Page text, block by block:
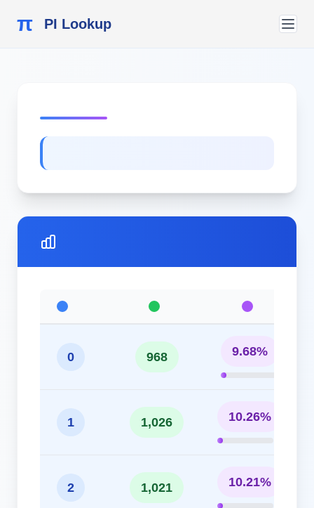
π PI Lookup
0 968 9.68%
1 1,026 10.26%
2 1,021 10.21%